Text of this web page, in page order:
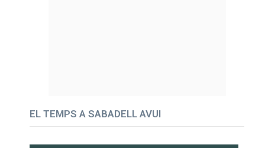
EL TEMPS A SABADELL AVUI